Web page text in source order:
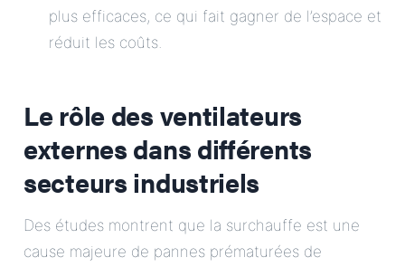
plus efficaces, ce qui fait gagner de l’espace et
réduit les coûts.
Le rôle des ventilateurs
externes dans différents
secteurs industriels
Des études montrent que la surchauffe est une
cause majeure de pannes prématurées de